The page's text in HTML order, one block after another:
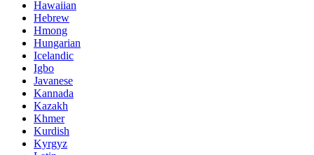
Hawaiian
Hebrew
Hmong
Hungarian
Icelandic
Igbo
Javanese
Kannada
Kazakh
Khmer
Kurdish
Kyrgyz